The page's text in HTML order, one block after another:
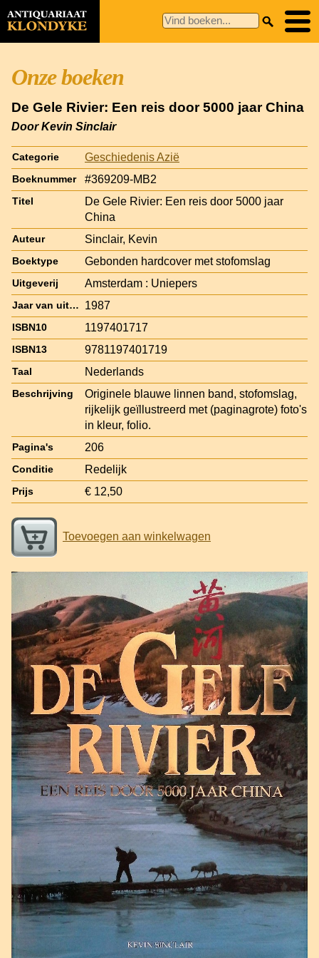
Onze boeken
De Gele Rivier: Een reis door 5000 jaar China
Door Kevin Sinclair
Categorie Geschiedenis Azië
Boeknummer #369209-MB2
Titel
De Gele Rivier: Een reis door 5000 jaar
China
Auteur Sinclair, Kevin
Boektype Gebonden hardcover met stofomslag
Uitgeverij Amsterdam : Uniepers
Jaar van uitgave 1987
ISBN10 1197401717
ISBN13 9781197401719
Taal Nederlands
Beschrijving
Originele blauwe linnen band, stofomslag,
rijkelijk geïllustreerd met (paginagrote) foto's
in kleur, folio.
Pagina's 206
Conditie Redelijk
Prijs € 12,50
Toevoegen aan winkelwagen